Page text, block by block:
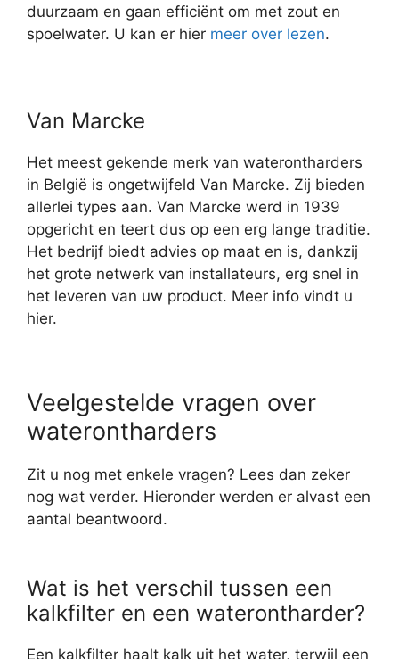
duurzaam en gaan efficiënt om met zout en
spoelwater. U kan er hier meer over lezen.
Van Marcke
Het meest gekende merk van waterontharders
in België is ongetwijfeld Van Marcke. Zij bieden
allerlei types aan. Van Marcke werd in 1939
opgericht en teert dus op een erg lange traditie.
Het bedrijf biedt advies op maat en is, dankzij
het grote netwerk van installateurs, erg snel in
het leveren van uw product. Meer info vindt u
hier.
Veelgestelde vragen over
waterontharders
Zit u nog met enkele vragen? Lees dan zeker
nog wat verder. Hieronder werden er alvast een
aantal beantwoord.
Wat is het verschil tussen een
kalkfilter en een waterontharder?
Een kalkfilter haalt kalk uit het water, terwijl een